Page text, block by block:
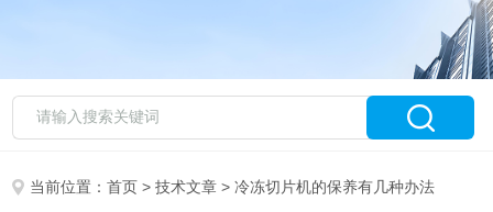
当前位置：首页 >技术文章 > 冷冻切片机的保养有几种办法